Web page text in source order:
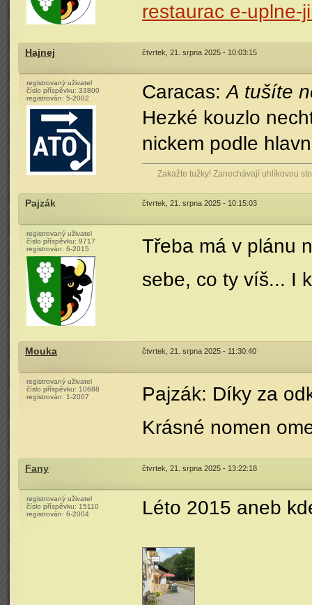
restaurac e-uplne-
Hajnej čtvrtek, 21. srpna 2025 - 10:03:15
registrovaný uživatel
číslo příspěvku: 33800
registrován: 5-2002 Caracas:A tušíte
Hezké kouzlo
nickem podle
Zakažte tužky! Zanechávají uhlíkovou
Pajzák čtvrtek, 21. srpna 2025 - 10:15:03
registrovaný uživatel
číslo příspěvku: 9717
registrován: 6-2015
Třeba má v plánu
sebe, co ty víš... I
Mouka čtvrtek, 21. srpna 2025 - 11:30:40
registrovaný uživatel
číslo příspěvku: 10688
registrován: 1-2007
Pajzák: Díky za
Krásné nomen
Fany čtvrtek, 21. srpna 2025 - 13:22:18
registrovaný uživatel
číslo příspěvku: 15110
registrován: 6-2004 Léto 2015 aneb